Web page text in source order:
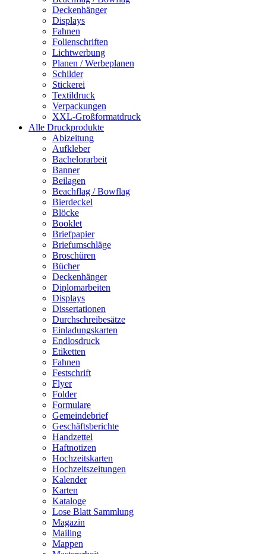
Deckenhänger
Displays
Fahnen
Folienschriften
Lichtwerbung
Planen / Werbeplanen
Schilder
Stickerei
Textildruck
Verpackungen
XXL-Großformatdruck
Alle Druckprodukte
Abizeitung
Aufkleber
Bachelorarbeit
Banner
Beilagen
Beachflag / Bowflag
Bierdeckel
Blöcke
Booklet
Briefpapier
Briefumschläge
Broschüren
Bücher
Deckenhänger
Diplomarbeiten
Displays
Dissertationen
Durchschreibesätze
Einladungskarten
Endlosdruck
Etiketten
Fahnen
Festschrift
Flyer
Folder
Formulare
Gemeindebrief
Geschäftsberichte
Handzettel
Haftnotizen
Hochzeitskarten
Hochzeitszeitungen
Kalender
Karten
Kataloge
Lose Blatt Sammlung
Magazin
Mailing
Mappen